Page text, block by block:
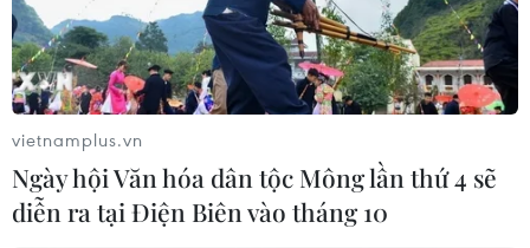
Bỉ tìm ra hướng đi mới trong điều trị
ung thư gan di căn
07/08/2026 04:05
Nga thoái vốn nhà nước khỏi Sân bay
vietnamplus.vn
Ngày hội Văn hóa dân tộc Mông lần thứ 4 sẽ
diễn ra tại Điện Biên vào tháng 10